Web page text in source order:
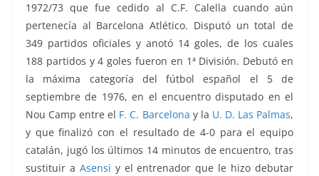
1972/73 que fue cedido al C.F. Calella cuando aún
pertenecía al Barcelona Atlético. Disputó un total de
349 partidos oficiales y anotó 14 goles, de los cuales
188 partidos y 4 goles fueron en 1ª División. Debutó en
la máxima categoría del fútbol español el 5 de
septiembre de 1976, en el encuentro disputado en el
Nou Camp entre el F. C. Barcelona y la U. D. Las Palmas,
y que finalizó con el resultado de 4-0 para el equipo
catalán, jugó los últimos 14 minutos de encuentro, tras
sustituir a Asensi y el entrenador que le hizo debutar